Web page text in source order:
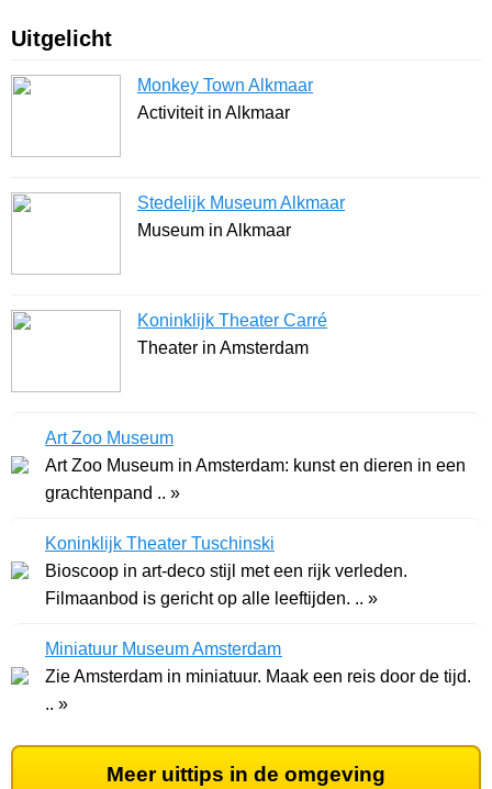
Uitgelicht
Monkey Town Alkmaar
Activiteit in Alkmaar
Stedelijk Museum Alkmaar
Museum in Alkmaar
Koninklijk Theater Carré
Theater in Amsterdam
Art Zoo Museum
Art Zoo Museum in Amsterdam: kunst en dieren in een
grachtenpand .. »
Koninklijk Theater Tuschinski
Bioscoop in art-deco stijl met een rijk verleden.
Filmaanbod is gericht op alle leeftijden. .. »
Miniatuur Museum Amsterdam
Zie Amsterdam in miniatuur. Maak een reis door de tijd.
.. »
Meer uittips in de omgeving